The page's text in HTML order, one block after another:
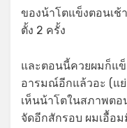
ของน้าโตแข็งตอนเช้
ตั้ง 2 ครั้ง
และตอนนี้ควยผมก็แ
อารมณ์อีกแล้วอะ (แย่
เห็นน้าโตในสภาพตอ
จัดอีกสักรอบ ผมเอื้อ